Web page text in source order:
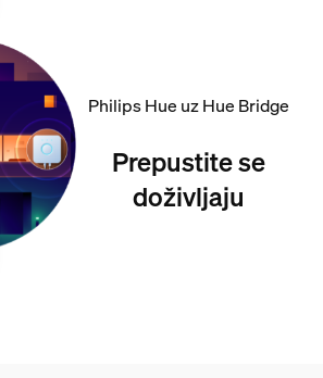
Prepustite se
doživljaju
Philips Hue uz Hue Bridge